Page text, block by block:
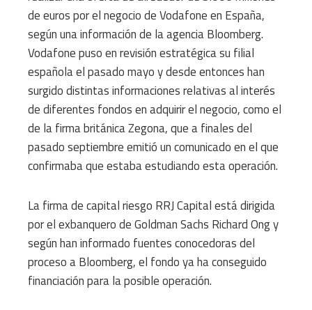
de euros por el negocio de Vodafone en España,
según una información de la agencia Bloomberg.
Vodafone puso en revisión estratégica su filial
española el pasado mayo y desde entonces han
surgido distintas informaciones relativas al interés
de diferentes fondos en adquirir el negocio, como el
de la firma británica Zegona, que a finales del
pasado septiembre emitió un comunicado en el que
confirmaba que estaba estudiando esta operación.
La firma de capital riesgo RRJ Capital está dirigida
por el exbanquero de Goldman Sachs Richard Ong y
según han informado fuentes conocedoras del
proceso a Bloomberg, el fondo ya ha conseguido
financiación para la posible operación.